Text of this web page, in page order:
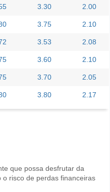
3.30 2.00
3.75 2.10
3.53 2.08
3.60 2.10
3.70 2.05
3.80 2.17
14 June 2026
entre Thor
de 38%.
que possa desfrutar da
risco de perdas financeiras